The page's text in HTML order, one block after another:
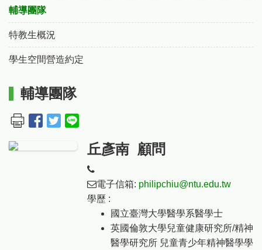
輔導團隊
特教生概況
學生空間營造約定
輔導團隊
丘彥南 顧問
電子信箱: philipchiu@ntu.edu.tw
學歷 :
國立臺灣大學醫學系醫學士
英國倫敦大學兒童健康研究所/精神
醫學研究所 兒童青少年精神醫學學